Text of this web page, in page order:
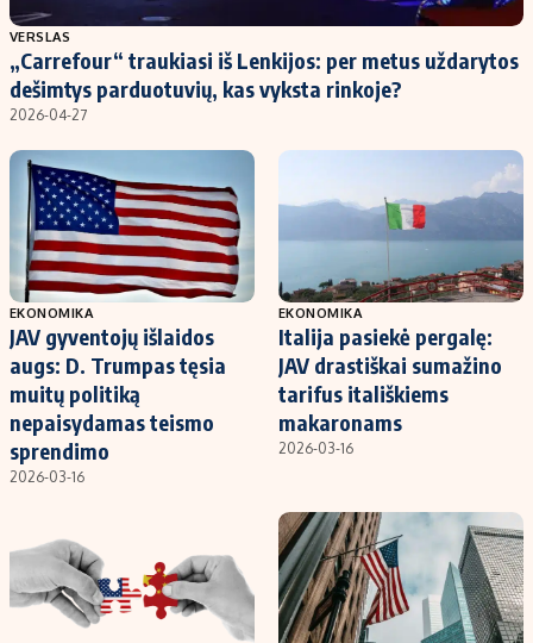
VERSLAS
„Carrefour“ traukiasi iš Lenkijos: per metus uždarytos
dešimtys parduotuvių, kas vyksta rinkoje?
2026-04-27
EKONOMIKA
JAV gyventojų išlaidos
augs: D. Trumpas tęsia
muitų politiką
nepaisydamas teismo
sprendimo
2026-03-16
EKONOMIKA
Italija pasiekė pergalę:
JAV drastiškai sumažino
tarifus itališkiems
makaronams
2026-03-16